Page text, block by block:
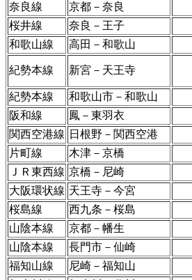
奈良線
京都－奈良
桜井線
奈良－王子
和歌山線
高田－和歌山
紀勢本線 新宮－天王寺
紀勢本線
和歌山市－和歌山
阪和線
鳳－東羽衣
関西空港線 日根野－関西空港
片町線
木津－京橋
ＪＲ東西線 京橋－尼崎
大阪環状線 天王寺－今宮
桜島線
西九条－桜島
山陰本線
京都－幡生
山陰本線
長門市－仙崎
福知山線
尼崎－福知山